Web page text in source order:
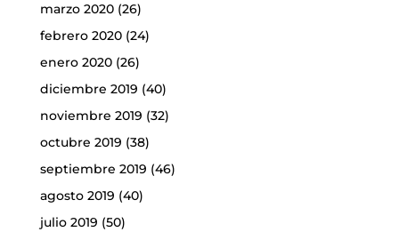
marzo 2020(26)
febrero 2020(24)
enero 2020(26)
diciembre 2019 (40)
noviembre 2019 (32)
octubre 2019 (38)
septiembre 2019 (46)
agosto 2019 (40)
julio 2019 (50)